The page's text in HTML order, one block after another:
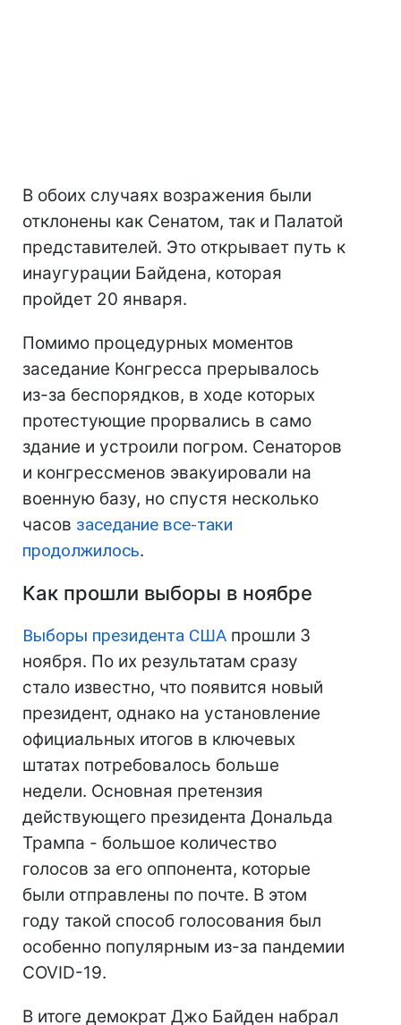
В обоих случаях возражения были
отклонены как Сенатом, так и Палатой
представителей. Это открывает путь к
инаугурации Байдена, которая
пройдет 20 января.
Помимо процедурных моментов
заседание Конгресса прерывалось
из-за беспорядков, в ходе которых
протестующие прорвались в само
здание и устроили погром. Сенаторов
и конгрессменов эвакуировали на
военную базу, но спустя несколько
часов заседание все-таки
продолжилось.
Как прошли выборы в ноябре
Выборы президента США прошли 3
ноября. По их результатам сразу
стало известно, что появится новый
президент, однако на установление
официальных итогов в ключевых
штатах потребовалось больше
недели. Основная претензия
действующего президента Дональда
Трампа - большое количество
голосов за его оппонента, которые
были отправлены по почте. В этом
году такой способ голосования был
особенно популярным из-за пандемии
COVID-19.
В итоге демократ Джо Байден набрал